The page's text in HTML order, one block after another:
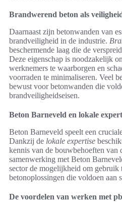
Brandwerend beton als
Daarnaast zijn betonwanden van
brandveiligheid in de industrie.
beschermende laag die de
Deze eigenschap is noodzakelijk
werknemers te waarborgen en
voorraden te minimaliseren. Veel
bewust voor betonwanden die
brandveiligheidseisen.
Beton Barneveld en lokale
Beton Barneveld speelt een
Dankzij de lokale expertise
kennis van de bouwbehoeften van
samenwerking met Beton
sector de mogelijkheid om gebruik
betonoplossingen die voldoen aan
De voordelen van werken met